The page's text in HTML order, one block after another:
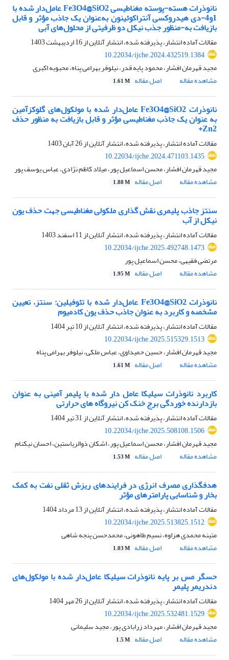
نانوذرات هسته-پوسته مغناطیسی Fe3O4@SiO2 عامل‌دار شده با
1و4-دی هیدروکسی آنتراکوئینون به‌عنوان یک جاذب مؤثر و قابل
بازیافت به-منظور جذب نیکل دو ظرفیتی از محلول‌های آبی
مقالات آماده انتشار، پذیرفته شده، انتشار آنلاین از16 اردیبهشت 1403
10.22034/ijche.2024.432519.1384
مجید قهرمان افشار، محمود پایه قدر، نیلوفر بهرامی پناه، محبوبه اکبری
مشاهده مقاله
اصل مقاله 1.61 M
نانوذرات Fe3O4@SiO2 عامل‌دار شده با مولکول‌های گلوکزآمین
به عنوان یک جاذب مغناطیسی مؤثر و قابل بازیافت به منظور حذف
Zn2+
مقالات آماده انتشار، پذیرفته شده، انتشار آنلاین از26 آبان 1403
10.22034/ijche.2024.471103.1435
مجید قهرمان افشار، محسن اسماعیل پور، میلاد کاظم نژادی، عباس یوسف پور
مشاهده مقاله
اصل مقاله 1.88 M
سنتز جاذب پلیمری نقش گذاری ملکولی مغناطیسی جهت حذف یون
نیکل از آب
مقالات آماده انتشار، پذیرفته شده، انتشار آنلاین از11 اسفند 1403
10.22034/ijche.2025.492748.1473
مرتضی فقیهی، محسن اسماعیل پور
مشاهده مقاله
اصل مقاله 1.95 M
نانوذرات Fe3O4@SiO2 عامل‌دار شده با تئوفیلین: سنتز، تعیین
مشخصه و کاربرد به عنوان جاذب حذف یون کادمیوم
مقالات آماده انتشار، پذیرفته شده، انتشار آنلاین از10 تیر 1404
10.22034/ijche.2025.515329.1513
مجید قهرمان افشار، حسین حمیداوی، عباس ملکی، نیلوفر بهرامی پناه
مشاهده مقاله
اصل مقاله 1.61 M
کاربرد نانوذرات سیلیکا عامل دار شده با پلیمر آمینی به عنوان
بازدارنده خوردگی برج خنک کن نیروگاه های حرارتی
مقالات آماده انتشار، پذیرفته شده، انتشار آنلاین از31 تیر 1404
10.22034/ijche.2025.508108.1506
مجید قهرمان افشار، محسن اسماعیل پور، اشکان ذوالریاستین، احسان نیکنام
مشاهده مقاله
اصل مقاله 1.53 M
هدف‏گذاری مصرف انرژی در فرایندهای ریزش ثقلی نفت به کمک
بخار و شناسایی پارامترهای مؤثر
مقالات آماده انتشار، پذیرفته شده، انتشار آنلاین از13 مرداد 1404
10.22034/ijche.2025.513825.1512
متینه محمدی هزاوه، نسیم طاهونی، محمدحسن پنجه شاهی
مشاهده مقاله
اصل مقاله 1.03 M
حسگر مس بر پایه نانوذرات سیلیکا عامل‌دار شده با مولکول‌های
دندریمر پلیمر
مقالات آماده انتشار، پذیرفته شده، انتشار آنلاین از26 مهر 1404
10.22034/ijche.2025.532481.1529
مجید قهرمان افشار، مهرداد زرابادی پور، مجید سلیمانی
مشاهده مقاله
اصل مقاله 1.5 M